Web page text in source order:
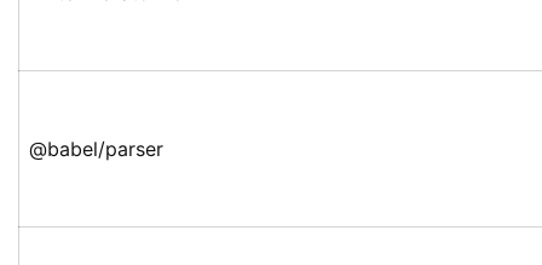
@babel/parser